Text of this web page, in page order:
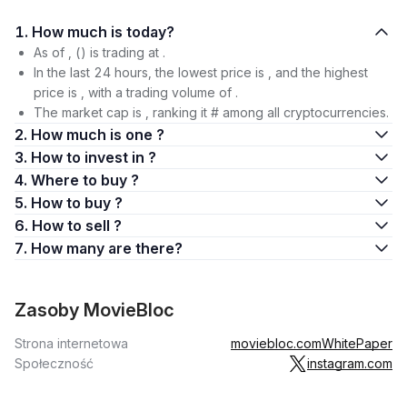
1. How much is today?
As of , () is trading at .
In the last 24 hours, the lowest price is , and the highest
price is , with a trading volume of .
The market cap is , ranking it # among all cryptocurrencies.
2. How much is one ?
3. How to invest in ?
4. Where to buy ?
5. How to buy ?
6. How to sell ?
7. How many are there?
Zasoby MovieBloc
Strona internetowa moviebloc.comWhitePaper
Społeczność
instagram.com